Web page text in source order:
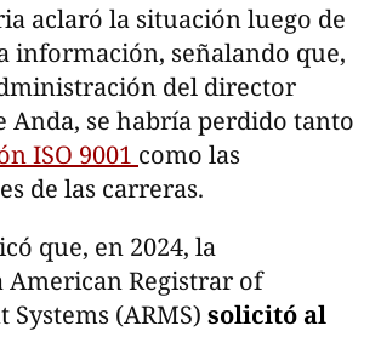
aclaró la situación luego de
información, señalando que,
del director
Anda, se habría perdido tanto
ISO 9001 como las
de las carreras.
que, en 2024, la
Registrar of
Systems (ARMS) solicitó al